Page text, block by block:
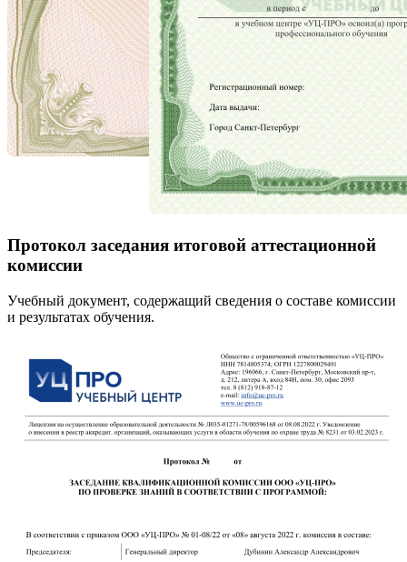
Протокол заседания итоговой аттестационной
комиссии
Учебный документ, содержащий сведения о составе комиссии
и результатах обучения.